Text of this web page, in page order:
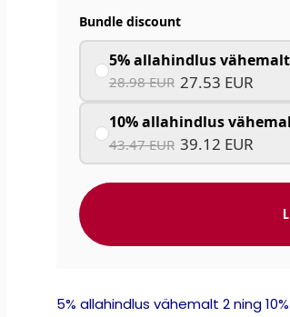
Bundle discount
5% allahindlus
28.98 EUR 27.53 EUR
10% allahindlus
43.47 EUR 39.12 EUR
5% allahindlus vähemalt 2 ning